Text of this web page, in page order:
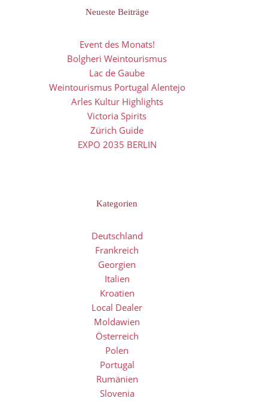
Neueste Beiträge
Event des Monats!
Bolgheri Weintourismus
Lac de Gaube
Weintourismus Portugal Alentejo
Arles Kultur Highlights
Victoria Spirits
Zürich Guide
EXPO 2035 BERLIN
Kategorien
Deutschland
Frankreich
Georgien
Italien
Kroatien
Local Dealer
Moldawien
Österreich
Polen
Portugal
Rumänien
Slovenia